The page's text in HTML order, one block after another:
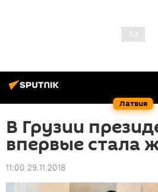
Латвия
В Грузии
впервые стала
11:00 29.11.2018